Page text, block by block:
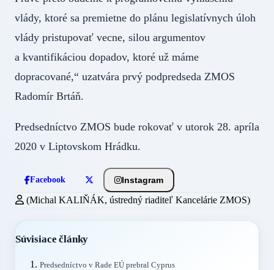
vlády, ktoré sa premietne do plánu legislatívnych úloh
vlády pristupovať vecne, silou argumentov
a kvantifikáciou dopadov, ktoré už máme
dopracované,“ uzatvára prvý podpredseda ZMOS
Radomír Brtáň.
Predsedníctvo ZMOS bude rokovať v utorok 28. apríla
2020 v Liptovskom Hrádku.
Facebook Instagram
(Michal KALIŇÁK, ústredný riaditeľ Kancelárie ZMOS)
Súvisiace články
Predsedníctvo v Rade EÚ prebral Cyprus